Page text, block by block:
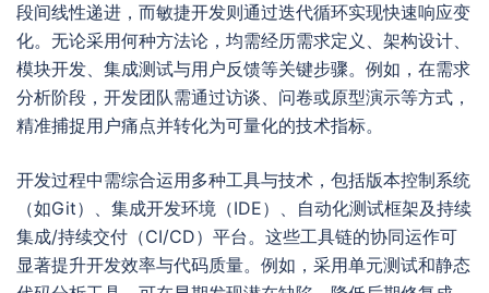
段间线性递进，而敏捷开发则通过迭代循环实现快速响应变
化。无论采用何种方法论，均需经历需求定义、架构设计、
模块开发、集成测试与用户反馈等关键步骤。例如，在需求
分析阶段，开发团队需通过访谈、问卷或原型演示等方式，
精准捕捉用户痛点并转化为可量化的技术指标。
开发过程中需综合运用多种工具与技术，包括版本控制系统
（如Git）、集成开发环境（IDE）、自动化测试框架及持续
集成/持续交付（CI/CD）平台。这些工具链的协同运作可
显著提升开发效率与代码质量。例如，采用单元测试和静态